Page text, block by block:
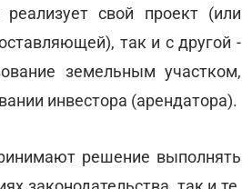
свой проект (или
так и с другой -
земельным участком,
инвестора (арендатора).
решение выполнять